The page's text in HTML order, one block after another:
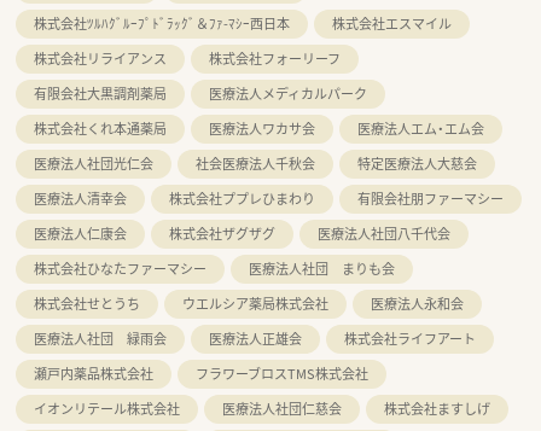
株式会社ﾂﾙﾊｸﾞﾙｰﾌﾟﾄﾞﾗｯｸﾞ＆ﾌｧ-ﾏｼｰ西日本
株式会社エスマイル
株式会社リライアンス
株式会社フォーリーフ
有限会社大黒調剤薬局
医療法人メディカルパーク
株式会社くれ本通薬局
医療法人ワカサ会
医療法人エム・エム会
医療法人社団光仁会
社会医療法人千秋会
特定医療法人大慈会
医療法人清幸会
株式会社ププレひまわり
有限会社朋ファーマシー
医療法人仁康会
株式会社ザグザグ
医療法人社団八千代会
株式会社ひなたファーマシー
医療法人社団 まりも会
株式会社せとうち
ウエルシア薬局株式会社
医療法人永和会
医療法人社団 緑雨会
医療法人正雄会
株式会社ライフアート
瀬戸内薬品株式会社
フラワーブロスTMS株式会社
イオンリテール株式会社
医療法人社団仁慈会
株式会社ますしげ